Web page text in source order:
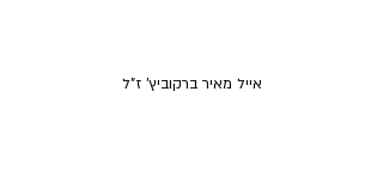
אייל מאיר ברקוביץ' ז"ל